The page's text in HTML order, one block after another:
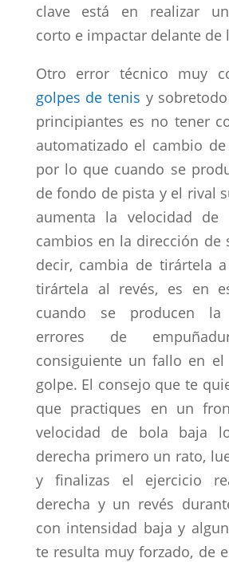
clave está en realizar
corto e impactar delante de
Otro error técnico muy
golpes de tenis y
principiantes es no tener
automatizado el cambio
por lo que cuando se
de fondo de pista y el rival
aumenta la velocidad
cambios en la dirección de
decir, cambia de tirártela
tirártela al revés, es en
cuando se producen
errores de
consiguiente un fallo en el
golpe. El consejo que te
que practiques en un
velocidad de bola baja
derecha primero un rato,
y finalizas el ejercicio
derecha y un revés
con intensidad baja y
te resulta muy forzado, de